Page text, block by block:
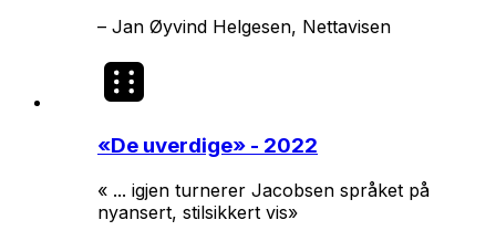
– Jan Øyvind Helgesen, Nettavisen
«De uverdige» - 2022
« ... igjen turnerer Jacobsen språket på
nyansert, stilsikkert vis»